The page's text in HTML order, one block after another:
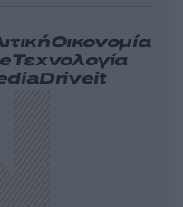
Οικονομία
Τεχνολογία
Driveit